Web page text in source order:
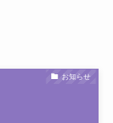
お知らせ